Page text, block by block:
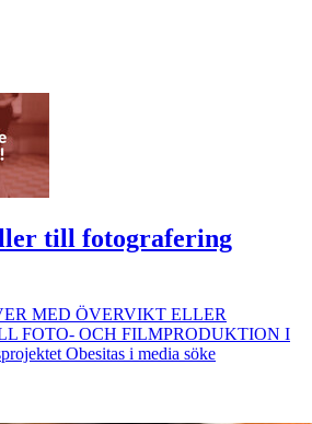
till fotografering
MED ÖVERVIKT ELLER
FOTO- OCH FILMPRODUKTION I
Obesitas i media söke